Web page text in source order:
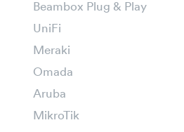
Beambox Plug & Play
UniFi
Meraki
Omada
Aruba
MikroTik